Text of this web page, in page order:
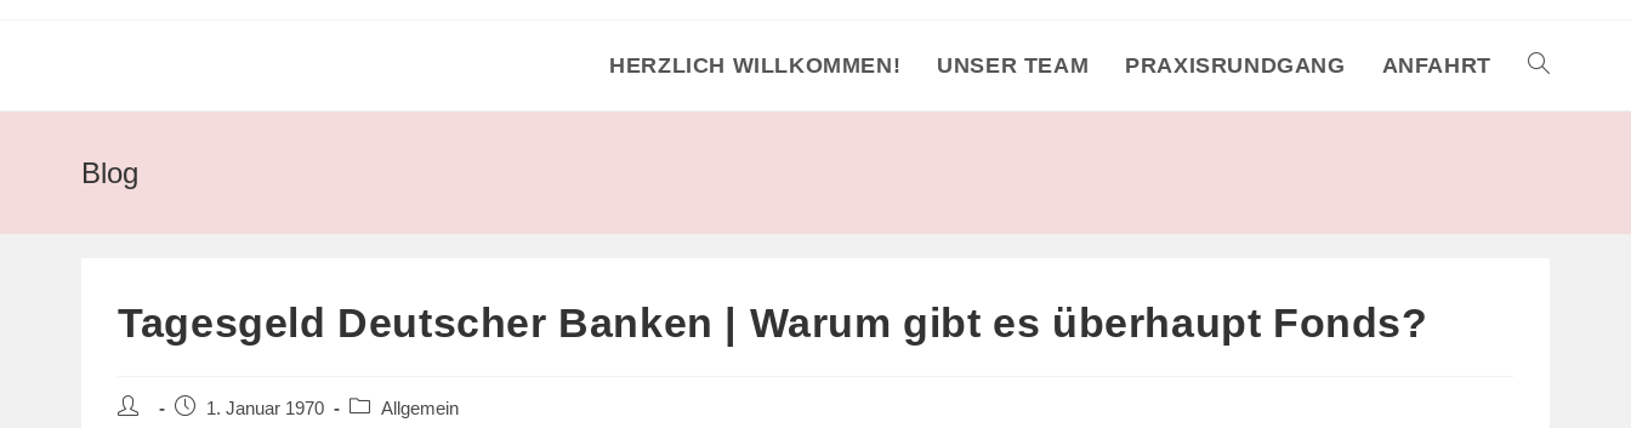
HERZLICH WILLKOMMEN! UNSER TEAM PRAXISRUNDGANG ANFAHRT TOGGLE
Blog
Tagesgeld Deutscher Banken | Warum gibt es überhaupt Fonds?
Beitrags-Beitrag1. Januar 1970
Beitrags-
Allgemein